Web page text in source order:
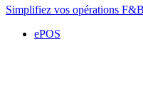
Simplifiez vos opérations
ePOS